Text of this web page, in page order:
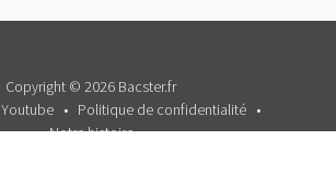
Copyright © 2026 Bacster.fr
Youtube
Politique de confidentialité
Notre histoire